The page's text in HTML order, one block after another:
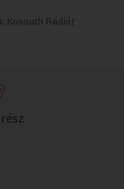
Kossuth Rádió|